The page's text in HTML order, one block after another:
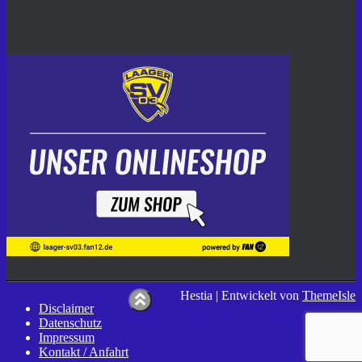
Disclaimer
Datenschutz
Impressum
Kontakt / Anfahrt
Hestia | Entwickelt von ThemeIsle